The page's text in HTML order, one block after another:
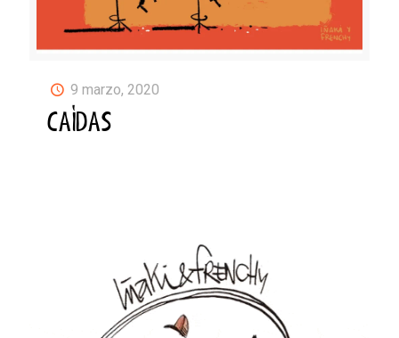
9 marzo, 2020
CAÍDAS